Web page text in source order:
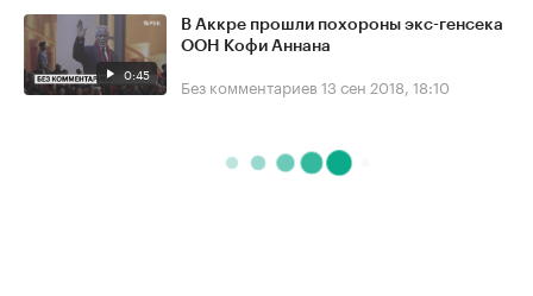
0:45
В Аккре прошли похороны экс-генсека
ООН Кофи Аннана
Без комментариев 13 сен 2018, 18:10